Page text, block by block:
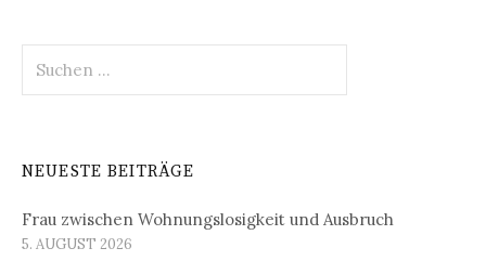
nach:
NEUESTE BEITRÄGE
Frau zwischen Wohnungslosigkeit und Ausbruch
5. AUGUST 2026